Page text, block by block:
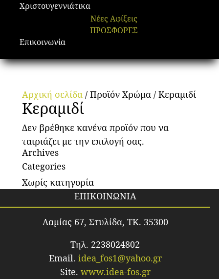
Χριστουγεννιάτικα
Νέες Αφίξεις
ΠΡΟΣΦΟΡΕΣ
Επικοινωνία
Αρχική σελίδα/ Προϊόν Χρώμα / Κεραμιδί
Κεραμιδί
Δεν βρέθηκε κανένα προϊόν που να
ταιριάζει με την επιλογή σας.
Archives
Categories
Χωρίς κατηγορία
ΕΠΙΚΟΙΝΩΝΙΑ
Λαμίας 67, Στυλίδα, TK. 35300
Τηλ. 2238024802
Email. idea_fos1@yahoo.gr
Site. www.idea-fos.gr